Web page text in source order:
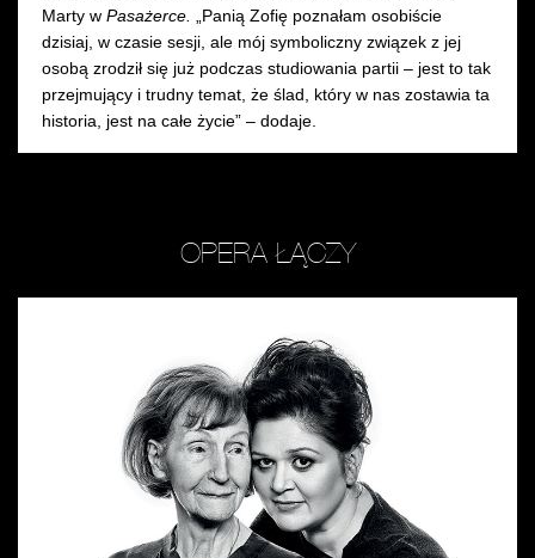
Wynajem rekwizytów
Fundusze unijne
Marty w Pasażerce.
„Panią Zofię poznałam osobiście
dzisiaj, w czasie sesji, ale mój symboliczny związek z jej
osobą zrodził się już podczas studiowania partii – jest to tak
przejmujący i trudny temat, że ślad, który w nas zostawia ta
historia, jest na całe życie” – dodaje.
OPERA ŁĄCZY